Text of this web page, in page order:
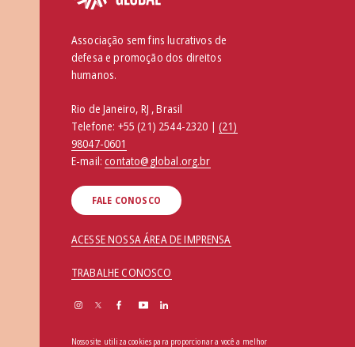
Associação sem fins lucrativos de
defesa e promoção dos direitos
humanos.
Rio de Janeiro, RJ , Brasil
Telefone: +55 (21) 2544-2320 | (21)
98047-0601
E-mail:contato@global.org.br
FALE CONOSCO
ACESSE NOSSA ÁREA DE IMPRENSA
TRABALHE CONOSCO
Nosso site utiliza cookies para proporcionar a você a melhor